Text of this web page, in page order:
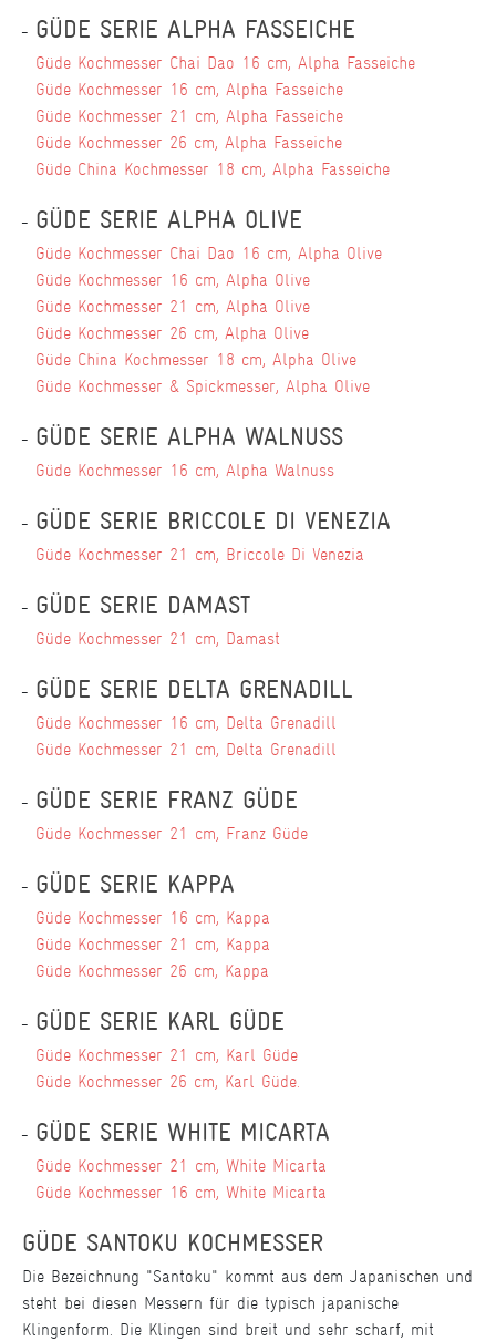
GÜDE SERIE ALPHA FASSEICHE
Güde Kochmesser Chai Dao 16 cm, Alpha Fasseiche
Güde Kochmesser 16 cm, Alpha Fasseiche
Güde Kochmesser 21 cm, Alpha Fasseiche
Güde Kochmesser 26 cm, Alpha Fasseiche
Güde China Kochmesser 18 cm, Alpha Fasseiche
GÜDE SERIE ALPHA OLIVE
Güde Kochmesser Chai Dao 16 cm, Alpha Olive
Güde Kochmesser 16 cm, Alpha Olive
Güde Kochmesser 21 cm, Alpha Olive
Güde Kochmesser 26 cm, Alpha Olive
Güde China Kochmesser 18 cm, Alpha Olive
Güde Kochmesser & Spickmesser, Alpha Olive
GÜDE SERIE ALPHA WALNUSS
Güde Kochmesser 16 cm, Alpha Walnuss
GÜDE SERIE BRICCOLE DI VENEZIA
Güde Kochmesser 21 cm, Briccole Di Venezia
GÜDE SERIE DAMAST
Güde Kochmesser 21 cm, Damast
GÜDE SERIE DELTA GRENADILL
Güde Kochmesser 16 cm, Delta Grenadill
Güde Kochmesser 21 cm, Delta Grenadill
GÜDE SERIE FRANZ GÜDE
Güde Kochmesser 21 cm, Franz Güde
GÜDE SERIE KAPPA
Güde Kochmesser 16 cm, Kappa
Güde Kochmesser 21 cm, Kappa
Güde Kochmesser 26 cm, Kappa
GÜDE SERIE KARL GÜDE
Güde Kochmesser 21 cm, Karl Güde
Güde Kochmesser 26 cm, Karl Güde.
GÜDE SERIE WHITE MICARTA
Güde Kochmesser 21 cm, White Micarta
Güde Kochmesser 16 cm, White Micarta
GÜDE SANTOKU KOCHMESSER
Die Bezeichnung "Santoku" kommt aus dem Japanischen und
steht bei diesen Messern für die typisch japanische
Klingenform. Die Klingen sind breit und sehr scharf, mit